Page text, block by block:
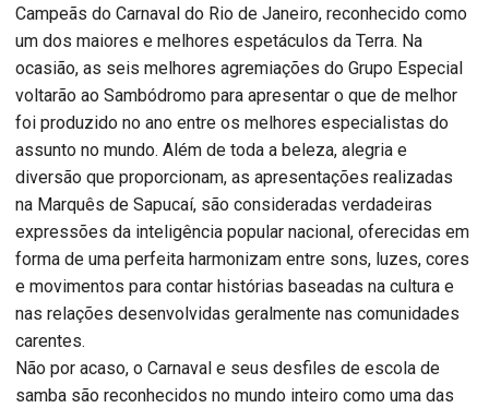
Campeãs do Carnaval do Rio de Janeiro, reconhecido como
um dos maiores e melhores espetáculos da Terra. Na
ocasião, as seis melhores agremiações do Grupo Especial
voltarão ao Sambódromo para apresentar o que de melhor
foi produzido no ano entre os melhores especialistas do
assunto no mundo. Além de toda a beleza, alegria e
diversão que proporcionam, as apresentações realizadas
na Marquês de Sapucaí, são consideradas verdadeiras
expressões da inteligência popular nacional, oferecidas em
forma de uma perfeita harmonizam entre sons, luzes, cores
e movimentos para contar histórias baseadas na cultura e
nas relações desenvolvidas geralmente nas comunidades
carentes.
Não por acaso, o Carnaval e seus desfiles de escola de
samba são reconhecidos no mundo inteiro como uma das